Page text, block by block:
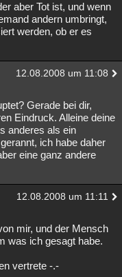
aber Tot ist, und wenn
andern umbringt,
werden, ob er es
12.08.2008 um 11:08
Gerade bei dir,
Eindruck. Alleine deine
anderes als ein
ich habe daher
eine ganz andere
12.08.2008 um 11:11
mir, und der Mensch
was ich gesagt habe.
vertrete -.-